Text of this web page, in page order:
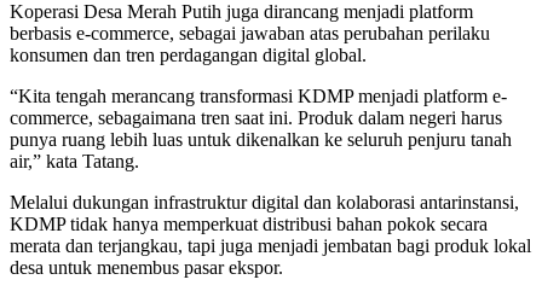
Koperasi Desa Merah Putih juga dirancang menjadi platform
berbasis e-commerce, sebagai jawaban atas perubahan perilaku
konsumen dan tren perdagangan digital global.
“Kita tengah merancang transformasi KDMP menjadi platform e-
commerce, sebagaimana tren saat ini. Produk dalam negeri harus
punya ruang lebih luas untuk dikenalkan ke seluruh penjuru tanah
air,” kata Tatang.
Melalui dukungan infrastruktur digital dan kolaborasi antarinstansi,
KDMP tidak hanya memperkuat distribusi bahan pokok secara
merata dan terjangkau, tapi juga menjadi jembatan bagi produk lokal
desa untuk menembus pasar ekspor.